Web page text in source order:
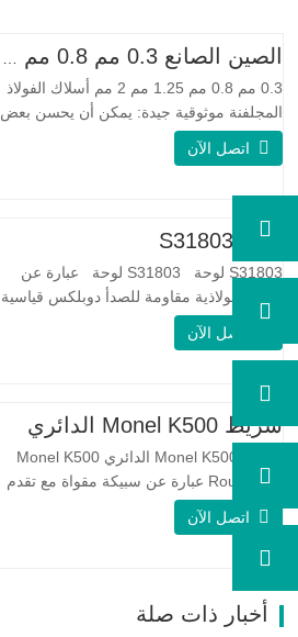
0.3 مم 0.8 مم 1.25 مم 2 مم أسلاك الفولاذ
المجلفنة موثوقية جيدة: يمكن أن يحسن بعض
العقد والنتوءات والصدأ على الأسلاك الفولاذية
مرونة جيدة: صلابة الفولاذ المجلفن جيدة جدًا،
اتصل الآن
لوحة S31803
S31803 لوحة S31803 لوحة عبارة عن
سبيكة فولاذية مقاومة للصدأ دوبلكس قياسية
على الوجهين. لديها بنية مجهرية من
الميكانيكي الموثوق به ، والليونة ، وخصائص
من 34 مما يشير إلى أن مقاومة…
اتصل الآن
شريط Monel K500 الدائري
شريط Monel K500 الدائري Monel K500
Round Bar عبارة عن سبيكة مقواة مع تقدم
العمر ، ويتكون تركيبتها الأساسية من عناصر
مثل النيكل والنحاس. الذي يجمع بين مقاومة
خصائص مقاومة ممتازة للتآكل. هذه الخصائص
تشبه Monel 400.…
اتصل الآن
أخبار ذات صلة